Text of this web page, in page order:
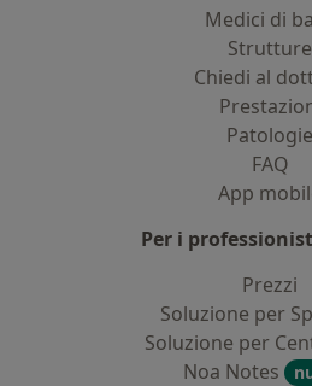
Medici di
Strutture
Chiedi al
Patologie
FAQ
App
Per i
Prezzi
Soluzione per
Soluzione per
Noa Notes